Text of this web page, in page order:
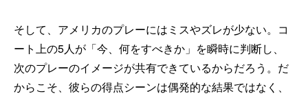
そして、アメリカのプレーにはミスやズレが少ない。コ
ート上の5人が「今、何をすべきか」を瞬時に判断し、
次のプレーのイメージが共有できているからだろう。だ
からこそ、彼らの得点シーンは偶発的な結果ではなく、